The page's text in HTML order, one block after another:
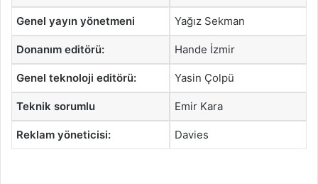
Genel yayın yönetmeni Yağız Sekman
Donanım editörü: Hande İzmir
Genel teknoloji editörü: Yasin Çolpü
Teknik sorumlu Emir Kara
Reklam yöneticisi: Davies